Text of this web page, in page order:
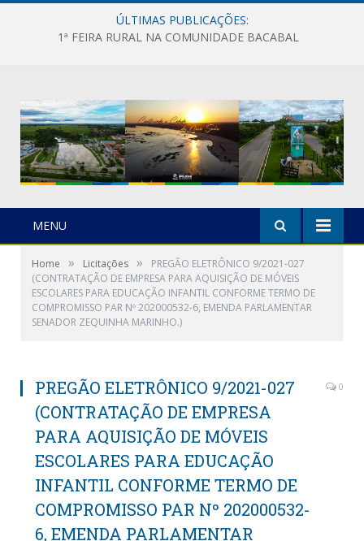
ÚLTIMAS PUBLICAÇÕES:
1ª FEIRA RURAL NA COMUNIDADE BACABAL
MENU
Home » Licitações »
PREGÃO ELETRÔNICO 9/2021-027
(CONTRATAÇÃO DE EMPRESA PARA AQUISIÇÃO DE MÓVEIS
ESCOLARES PARA EDUCAÇÃO INFANTIL CONFORME TERMO DE
COMPROMISSO PAR Nº 202000532-6, EMENDA PARLAMENTAR
SENADOR ZEQUINHA MARINHO.)
PREGÃO ELETRÔNICO 9/2021-027
(CONTRATAÇÃO DE EMPRESA
PARA AQUISIÇÃO DE MÓVEIS
ESCOLARES PARA EDUCAÇÃO
INFANTIL CONFORME TERMO DE
COMPROMISSO PAR Nº 202000532-
6, EMENDA PARLAMENTAR
0